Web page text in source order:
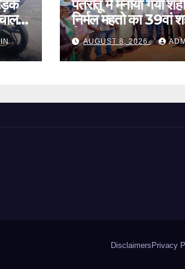
पतरातू में मनाया गया
निर्मल महतो का 39वां
दिवसAUGUST 8, 2026
DisclaimersPrivacy